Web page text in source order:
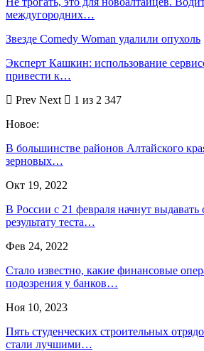
междугородних…
Звезде Comedy Woman удалили опухоль
Эксперт Кашкин: использование
привести к…
Prev Next
1 из 2 347
Новое:
В большинстве районов Алтайского
зерновых…
Окт 19, 2022
В России с 21 февраля начнут
результату теста…
Фев 24, 2022
Стало известно, какие финансовые
подозрения у банков…
Ноя 10, 2023
Пять студенческих строительных
стали лучшими…